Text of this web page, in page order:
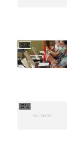
日誌
日誌